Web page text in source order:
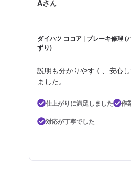
Aさん
ダイハツ ココア | ブレーキ修理 (
ずり)
説明も分かりやすく、安心
ました。
仕上がりに満足しました
作
対応が丁寧でした